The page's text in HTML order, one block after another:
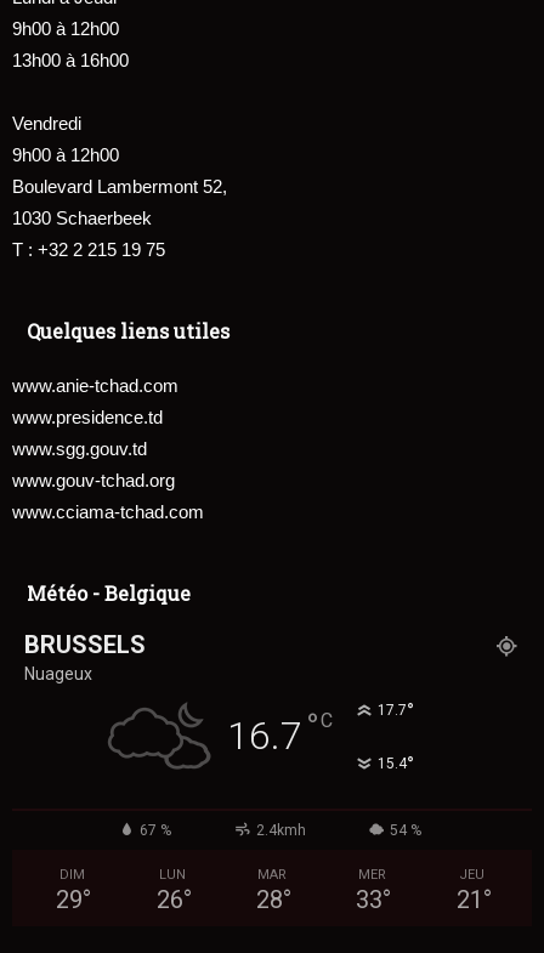
9h00 à 12h00
13h00 à 16h00
Vendredi
9h00 à 12h00
Boulevard Lambermont 52,
1030 Schaerbeek
T : +32 2 215 19 75
Quelques liens utiles
www.anie-tchad.com
www.presidence.td
www.sgg.gouv.td
www.gouv-tchad.org
www.cciama-tchad.com
Météo - Belgique
BRUSSELS
Nuageux
16.7 °C 17.7°
15.4°
67 % 2.4kmh 54 %
DIM
29°
LUN
26°
MAR
28°
MER
33°
JEU
21 °